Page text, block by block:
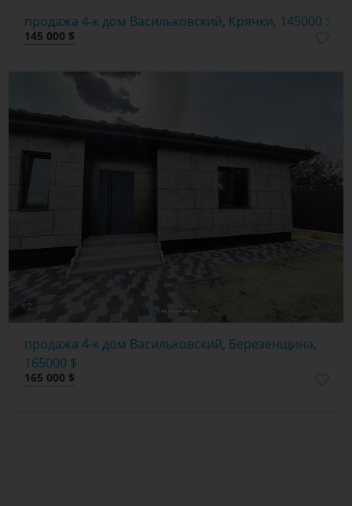
продажа 4-к дом Васильковский, Крячки, 145000 $
145 000 $
12
продажа 4-к дом Васильковский, Березенщина,
165000 $
165 000 $